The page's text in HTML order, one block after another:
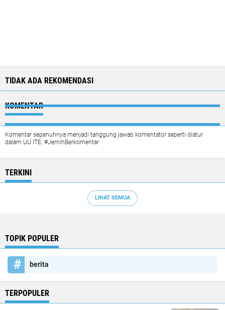
TIDAK ADA REKOMENDASI
KOMENTAR
Komentar sepenuhnya menjadi tanggung jawab komentator seperti diatur
dalam UU ITE. #JernihBerkomentar
TERKINI
LIHAT SEMUA
TOPIK POPULER
berita
TERPOPULER